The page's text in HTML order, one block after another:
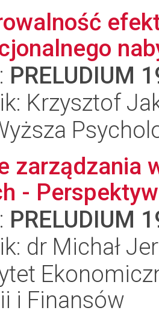
PRELUDIUM
Krzysztof
zarządzania
-
PRELUDIUM
dr Michał
i Finansów